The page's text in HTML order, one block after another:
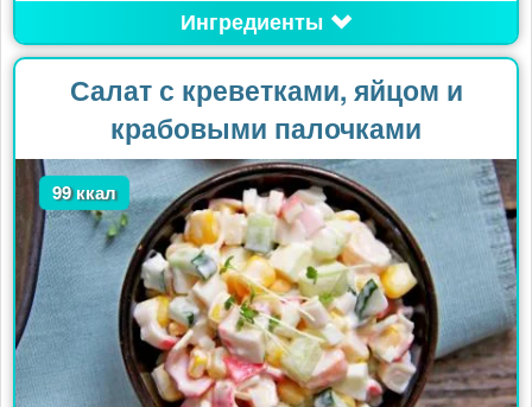
Ингредиенты
Салат с креветками, яйцом и
крабовыми палочками
99 ккал